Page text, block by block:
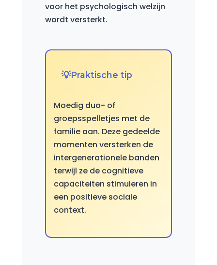
voor het psychologisch welzijn
wordt versterkt.
Praktische tip
Moedig duo- of
groepsspelletjes met de
familie aan. Deze gedeelde
momenten versterken de
intergenerationele banden
terwijl ze de cognitieve
capaciteiten stimuleren in
een positieve sociale
context.